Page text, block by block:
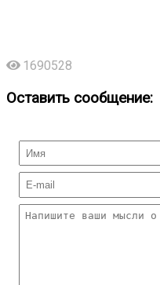
1690528
Оставить сообщение: